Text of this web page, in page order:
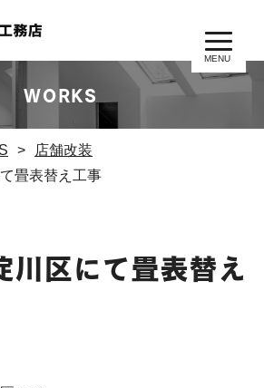
MENU
WORKS
店舗改装
畳表替え工事
川区にて畳表替え